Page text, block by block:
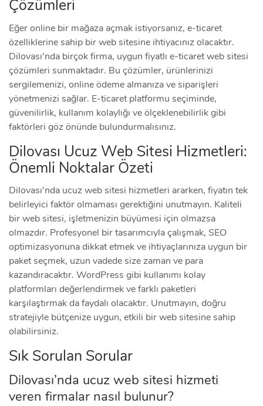
Çözümleri
Eğer online bir mağaza açmak istiyorsanız, e-ticaret
özelliklerine sahip bir web sitesine ihtiyacınız olacaktır.
Dilovası’nda birçok firma, uygun fiyatlı e-ticaret web sitesi
çözümleri sunmaktadır. Bu çözümler, ürünlerinizi
sergilemenizi, online ödeme almanıza ve siparişleri
yönetmenizi sağlar. E-ticaret platformu seçiminde,
güvenilirlik, kullanım kolaylığı ve ölçeklenebilirlik gibi
faktörleri göz önünde bulundurmalısınız.
Dilovası Ucuz Web Sitesi Hizmetleri:
Önemli Noktalar Özeti
Dilovası’nda ucuz web sitesi hizmetleri ararken, fiyatın tek
belirleyici faktör olmaması gerektiğini unutmayın. Kaliteli
bir web sitesi, işletmenizin büyümesi için olmazsa
olmazdır. Profesyonel bir tasarımcıyla çalışmak, SEO
optimizasyonuna dikkat etmek ve ihtiyaçlarınıza uygun bir
paket seçmek, uzun vadede size zaman ve para
kazandıracaktır. WordPress gibi kullanımı kolay
platformları değerlendirmek ve farklı paketleri
karşılaştırmak da faydalı olacaktır. Unutmayın, doğru
stratejiyle bütçenize uygun, etkili bir web sitesine sahip
olabilirsiniz.
Sık Sorulan Sorular
Dilovası’nda ucuz web sitesi hizmeti
veren firmalar nasıl bulunur?